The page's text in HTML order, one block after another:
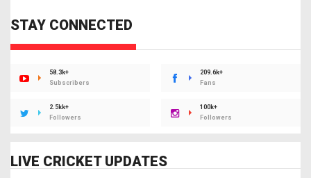
STAY CONNECTED
58.3k+
Subscribers
209.6k+
Fans
2.5kk+
Followers
100k+
Followers
LIVE CRICKET UPDATES